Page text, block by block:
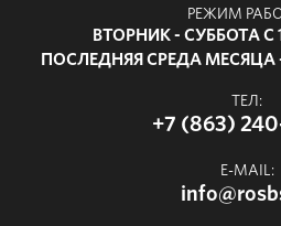
РЕЖИМ
ВТОРНИК - СУББОТА С
ПОСЛЕДНЯЯ СРЕДА
ТЕЛ:
+7 (863)
E-MAIL: